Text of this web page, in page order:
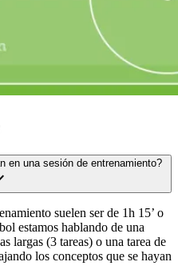
en una sesión de entrenamiento?
suelen ser de 1h 15’ o
estamos hablando de una
largas (3 tareas) o una tarea de
los conceptos que se hayan